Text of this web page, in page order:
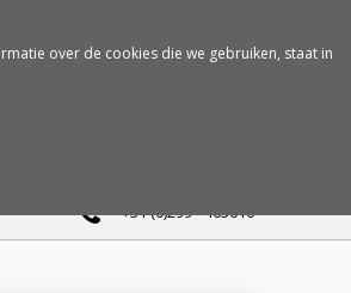
+31 (0)299 - 463610
over de cookies die we gebruiken, staat in